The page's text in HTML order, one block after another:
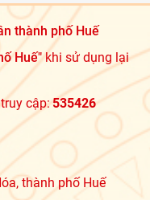
thành phố Huế
Huế"khi sử dụng lại
cập:535426
thành phố Huế